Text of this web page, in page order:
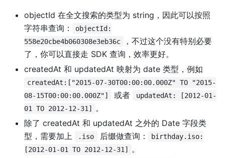
objectId 在全文搜索的类型为 string，因此可以按照
字符串查询：
objectId:
558e20cbe4b060308e3eb36c
，不过这个没有特别必要
了，你可以直接走 SDK 查询，效率更好。
createdAt 和 updatedAt 映射为 date 类型，例如
createdAt:["2015-07-30T00:00:00.000Z" TO "2015-
08-15T00:00:00.000Z"]
或者
updatedAt: [2012-01-
01 TO 2012-12-31]
。
除了 createdAt 和 updatedAt 之外的 Date 字段类
型，需要加上
.iso 后缀做查询：
birthday.iso:
[2012-01-01 TO 2012-12-31]
。